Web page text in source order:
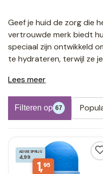
Geef je huid de zorg die
vertrouwde merk biedt
speciaal zijn ontwikkeld
te hydrateren, terwijl ze
Lees meer
Filteren op 67
ADVIESPRIJS
4,99
1,95